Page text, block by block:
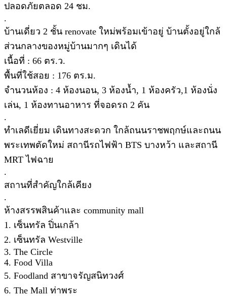
ปลอดภัยตลอด 24 ชม.
.
บ้านเดี่ยว 2 ชั้น renovate ใหม่พร้อมเข้าอยู่ บ้านตั้งอยู่ใกล้
ส่วนกลางของหมู่บ้านมากๆ เดินได้
เนื้อที่ : 66 ตร.ว.
พื้นที่ใช้สอย : 176 ตร.ม.
จำนวนห้อง : 4 ห้องนอน, 3 ห้องน้ำ, 1 ห้องครัว,1 ห้องนั่ง
เล่น, 1 ห้องทานอาหาร ที่จอดรถ 2 คัน
.
ทำเลดีเยี่ยม เดินทางสะดวก ใกล้ถนนราชพฤกษ์และถนน
พระเทพตัดใหม่ สถานีรถไฟฟ้า BTS บางหว้า และสถานี
MRT ไฟฉาย
.
สถานที่สำคัญใกล้เคียง
.
ห้างสรรพสินค้าและ community mall
1. เซ็นทรัล ปิ่นเกล้า
2. เซ็นทรัล Westville
3. The Circle
4. Food Villa
5. Foodland สาขาจรัญสนิทวงศ์
6. The Mall ท่าพระ